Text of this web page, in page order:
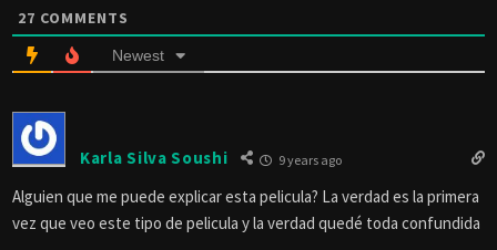
27 COMMENTS
Newest
Karla Silva Soushi 9 years ago
Alguien que me puede explicar esta pelicula? La verdad es la primera
vez que veo este tipo de pelicula y la verdad quedé toda confundida